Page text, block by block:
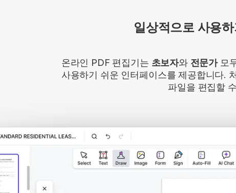
일상적으로 사용
온라인 PDF 편집기는 초보자와 전문가모
사용하기 쉬운 인터페이스를 제공합니다.
파일을 편집할